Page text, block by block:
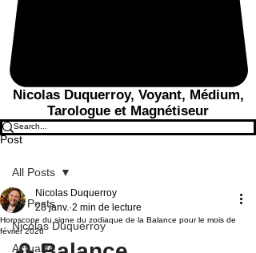
Nicolas Duquerroy, Voyant, Médium,
Tarologue et Magnétiseur
Post
All Posts
Nicolas Duquerroy
Actualité
All Posts
Horoscope du signe du zodiaque de la Balance pour le mois de
février 2026
Nicolas Duquerroy
28 janv. 2 min de lecture